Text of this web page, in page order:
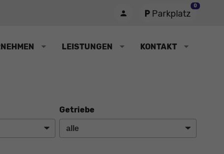
Parkplatz
0
LEISTUNGEN KONTAKT
Getriebe